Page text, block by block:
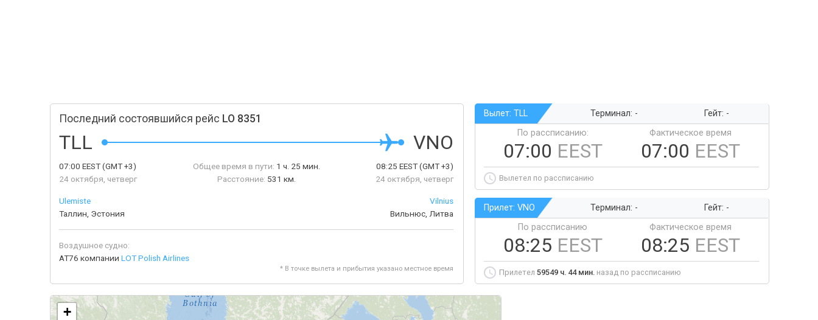
Последний состоявшийся рейс LO 8351
TLL VNO
07:00 EEST(GMT +3)
24 октября, четверг
Общее время в пути: 1 ч. 25 мин.
Расстояние: 531 км.
08:25 EEST(GMT +3)
24 октября, четверг
Ulemiste
Таллин, Эстония
Vilnius
Вильнюс, Литва
Воздушное судно:
AT76 компании LOT Polish Airlines
* В точке вылета и прибытия указано местное время
Вылет: TLL Терминал: -
Гейт: -
По рассписанию:
07:00 EEST
Фактическое время
07:00 EEST
Вылетел по рассписанию
Прилет: VNO Терминал: -
Гейт: -
По рассписанию
08:25 EEST
Фактическое время
08:25 EEST
Прилетел 59549 ч. 44 мин. назад по рассписанию
+